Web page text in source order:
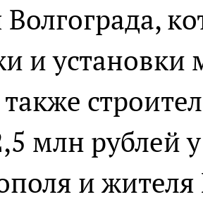
и установки
млн рублей
и